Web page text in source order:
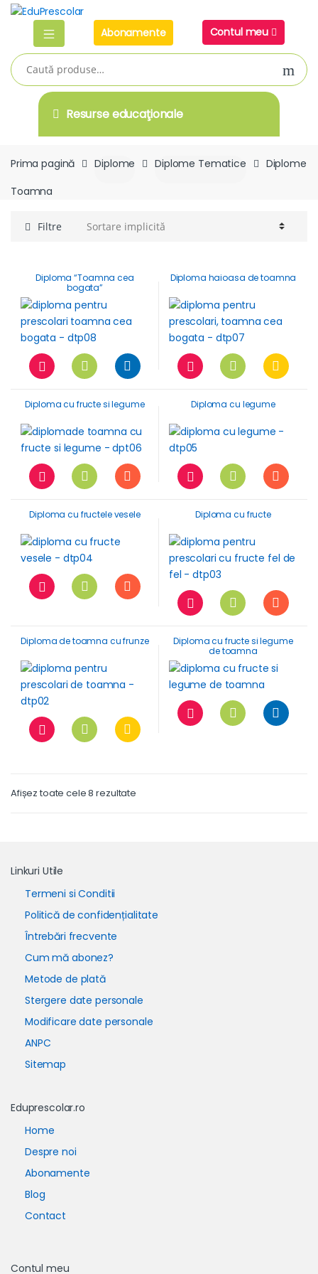
Skip
navigation
Skip
Abonamente
Contul meu
Caută
după:
Resurse educaţionale
Prima pagină Diplome Diplome Tematice
Diplome
Toamna
Filtre
Diploma “Toamna cea
bogata”
Diploma haioasa de toamna
Diploma cu fructe si legume Diploma cu legume
Diploma cu fructele vesele Diploma cu fructe
Diploma de toamna cu frunze
Diploma cu fructe si legume
de toamna
Afișez toate cele 8 rezultate
Linkuri Utile
Termeni si Conditii
Politică de confidențialitate
Întrebări frecvente
Cum mă abonez?
Metode de plată
Stergere date personale
Modificare date personale
ANPC
Sitemap
Eduprescolar.ro
Home
Despre noi
Abonamente
Blog
Contact
Contul meu